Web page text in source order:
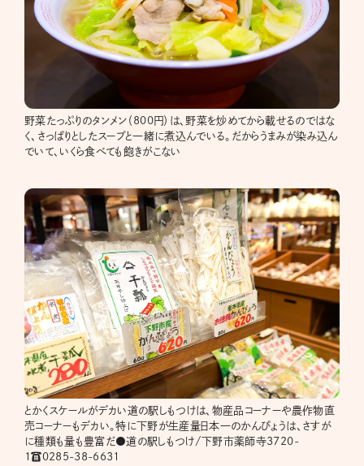
野菜たっぷりのタンメン（800円）は、野菜を炒めてから載せるのではな
く、さっぱりとしたスープと一緒に煮込んでいる。だからうまみが染み込ん
でいて、いくら食べても飽きがこない
とかくスケールがデカい道の駅しもつけは、物産品コーナーや農作物直
売コーナーもデカい。特に下野が生産量日本一のかんぴょうは、さすが
に種類も量も豊富だ●道の駅しもつけ/下野市薬師寺3720-
1☎︎0285-38-6631